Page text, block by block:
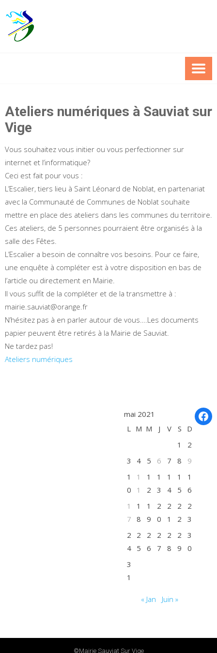
to
content
Ateliers numériques à Sauviat sur
Vige
Vous souhaitez vous initier ou vous perfectionner sur
internet et l’informatique?
Ceci est fait pour vous :
L’Escalier, tiers lieu à Saint Léonard de Noblat, en partenariat
avec la Communauté de Communes de Noblat souhaite
mettre en place des ateliers dans les communes du territoire.
Ces ateliers, de 5 personnes pourraient être organisés à la
salle des Fêtes.
L’Escalier a besoin de connaître vos besoins. Pour ce faire,
une enquête à compléter est à votre disposition en bas de
l’article ou directement en Mairie.
Il vous suffit de la compléter et de la transmettre à :
mairie.sauviat@orange.fr
N’hésitez pas à en parler autour de vous….Les documents
papier peuvent être retirés à la Mairie de Sauviat.
Ne tardez pas!
Ateliers numériques
mai 2021
L M M J V S
D
1
2
3
4 5 6 7 8
9
1
0
1
1
1
2
1
3
1
4
1
5
1
6
1
7
1
8
1
9
2
0
2
1
2
2
2
3
2
4
2
5
2
6
2
7
2
8
2
9
3
0
3
1
« Jan Juin »
©mairie Sauviat Sur Vige